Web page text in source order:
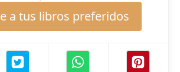
a tus libros preferidos